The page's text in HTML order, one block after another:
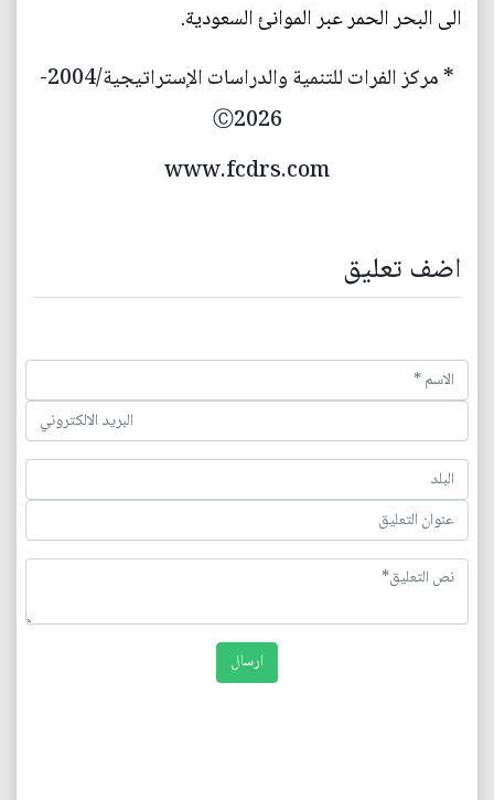
الى البحر الحمر عبر الموانئ السعودية.
* مركز الفرات للتنمية والدراسات الإستراتيجية/2004-
Ⓒ2026
www.fcdrs.com
اضف تعليق